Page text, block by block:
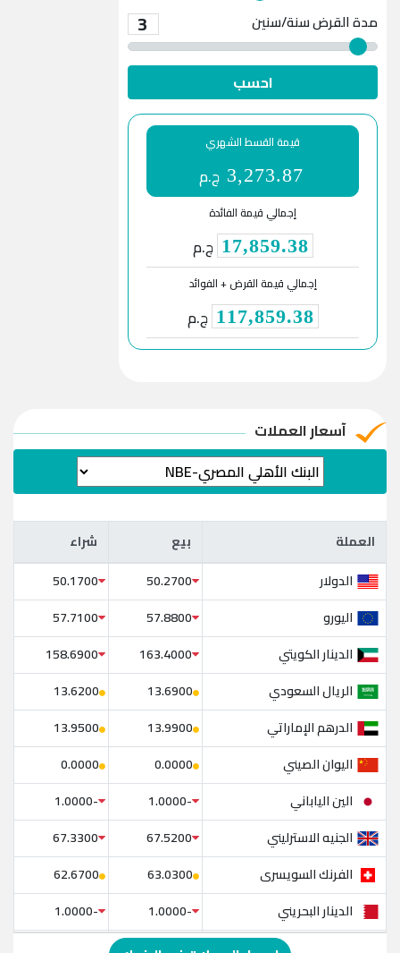
مدة القرض 3 سنة/سنين
احسب
قيمة القسط الشهري
3,273.87 ج.م
إجمالي قيمة الفائدة
17,859.38 ج.م
إجمالي قيمة القرض + الفوائد
117,859.38 ج.م
آسعار العملات
العملة بيع شراء العملة بيع
شراء
الدولار
50.2700
50.1700
اليورو
57.8800
57.7100
الدينار الكويتي
163.4000
158.6900
الريال السعودي
13.6900
13.6200
الدرهم الإماراتي
13.9900
13.9500
اليوان الصيني
0.0000
0.0000
الين الياباني
-1.0000
-1.0000
الجنيه الاسترليني
67.5200
67.3300
الفرنك السويسرى
63.0300
62.6700
الدينار البحريني
-1.0000
-1.0000
الدولار الإسترالي
-1.0000